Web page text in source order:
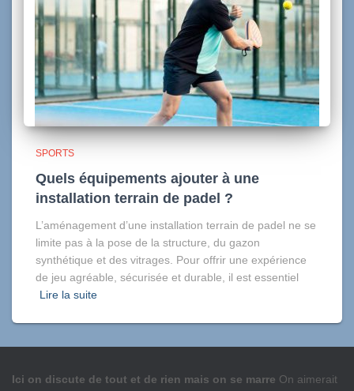
SPORTS
Quels équipements ajouter à une
installation terrain de padel ?
L’aménagement d’une installation terrain de padel ne se
limite pas à la pose de la structure, du gazon
synthétique et des vitrages. Pour offrir une expérience
de jeu agréable, sécurisée et durable, il est essentiel
Lire la suite
Ici on discute de tout et de rien mais on se marre On aimerait